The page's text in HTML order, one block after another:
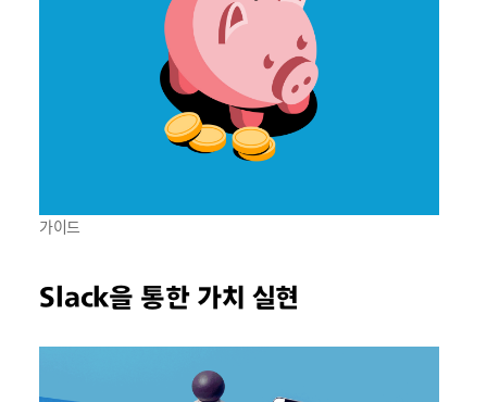
가이드
Slack을 통한 가치 실현